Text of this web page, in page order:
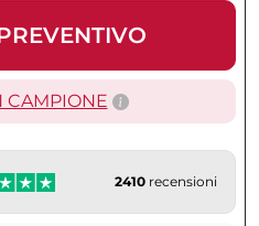
CAMPIONE
2410 recensioni